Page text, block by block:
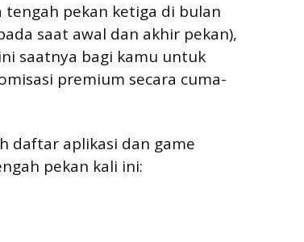
pekan ketiga di bulan
saat awal dan akhir pekan),
saatnya bagi kamu untuk
premium secara cuma-
daftar aplikasi dan game
pekan kali ini: